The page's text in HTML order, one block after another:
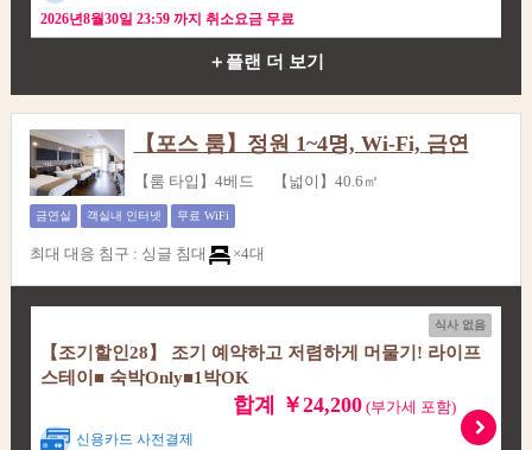
2026년8월30일 23:59 까지 취소요금 무료
＋플랜 더 보기
【포스 룸】정원 1~4명, Wi-Fi, 금연
【룸 타입】4베드 【넓이】40.6㎡
금연실 객실내 인터넷 무료 WiFi
최대 대응 침구 : 싱글 침대 ×4대
식사 없음
【조기할인28】 조기 예약하고 저렴하게 머물기! 라이프
스테이■ 숙박Only■1박OK
합계 ￥24,200(부가세 포함)
신용카드 사전결제